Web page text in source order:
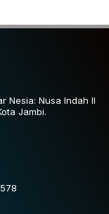
Nesia: Nusa Indah II
Jambi.